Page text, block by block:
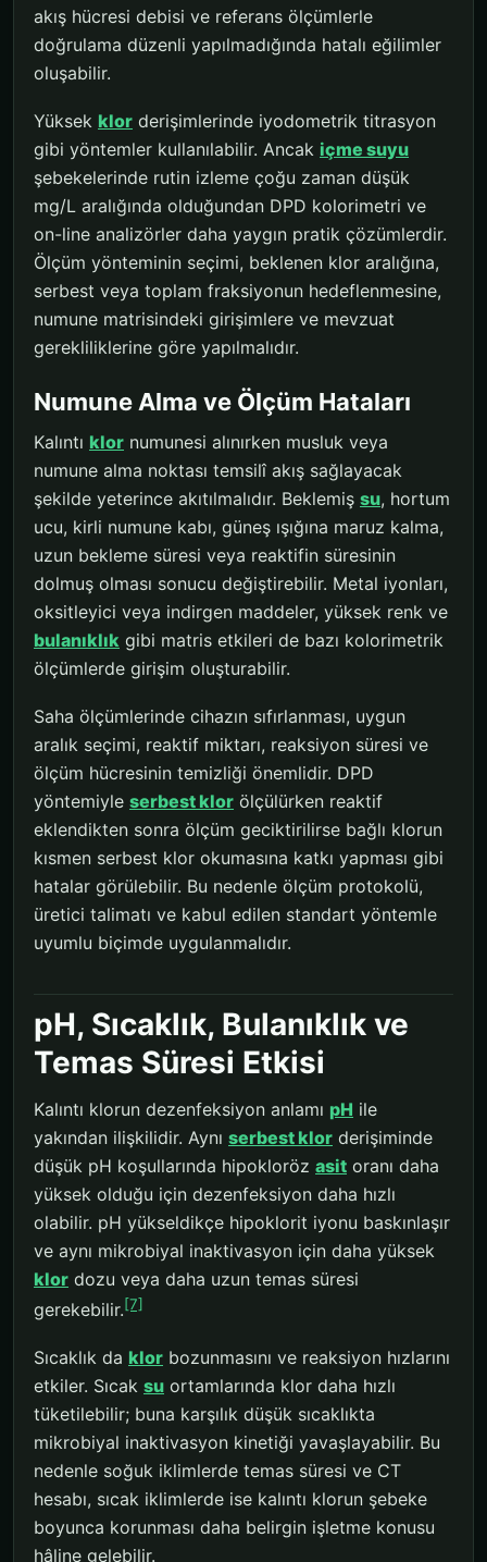
akış hücresi debisi ve referans ölçümlerle
doğrulama düzenli yapılmadığında hatalı eğilimler
oluşabilir.
Yüksek klor derişimlerinde iyodometrik titrasyon
gibi yöntemler kullanılabilir. Ancak içme suyu
şebekelerinde rutin izleme çoğu zaman düşük
mg/L aralığında olduğundan DPD kolorimetri ve
on-line analizörler daha yaygın pratik çözümlerdir.
Ölçüm yönteminin seçimi, beklenen klor aralığına,
serbest veya toplam fraksiyonun hedeflenmesine,
numune matrisindeki girişimlere ve mevzuat
gerekliliklerine göre yapılmalıdır.
Numune Alma ve Ölçüm Hataları
Kalıntı klor numunesi alınırken musluk veya
numune alma noktası temsilî akış sağlayacak
şekilde yeterince akıtılmalıdır. Beklemiş su, hortum
ucu, kirli numune kabı, güneş ışığına maruz kalma,
uzun bekleme süresi veya reaktifin süresinin
dolmuş olması sonucu değiştirebilir. Metal iyonları,
oksitleyici veya indirgen maddeler, yüksek renk ve
bulanıklık gibi matris etkileri de bazı kolorimetrik
ölçümlerde girişim oluşturabilir.
Saha ölçümlerinde cihazın sıfırlanması, uygun
aralık seçimi, reaktif miktarı, reaksiyon süresi ve
ölçüm hücresinin temizliği önemlidir. DPD
yöntemiyle serbest klor ölçülürken reaktif
eklendikten sonra ölçüm geciktirilirse bağlı klorun
kısmen serbest klor okumasına katkı yapması gibi
hatalar görülebilir. Bu nedenle ölçüm protokolü,
üretici talimatı ve kabul edilen standart yöntemle
uyumlu biçimde uygulanmalıdır.
pH, Sıcaklık, Bulanıklık ve
Temas Süresi Etkisi
Kalıntı klorun dezenfeksiyon anlamı pH ile
yakından ilişkilidir. Aynı serbest klor derişiminde
düşük pH koşullarında hipokloröz asit oranı daha
yüksek olduğu için dezenfeksiyon daha hızlı
olabilir. pH yükseldikçe hipoklorit iyonu baskınlaşır
ve aynı mikrobiyal inaktivasyon için daha yüksek
klor dozu veya daha uzun temas süresi
gerekebilir.[7]
Sıcaklık da klor bozunmasını ve reaksiyon hızlarını
etkiler. Sıcak su ortamlarında klor daha hızlı
tüketilebilir; buna karşılık düşük sıcaklıkta
mikrobiyal inaktivasyon kinetiği yavaşlayabilir. Bu
nedenle soğuk iklimlerde temas süresi ve CT
hesabı, sıcak iklimlerde ise kalıntı klorun şebeke
boyunca korunması daha belirgin işletme konusu
hâline gelebilir.